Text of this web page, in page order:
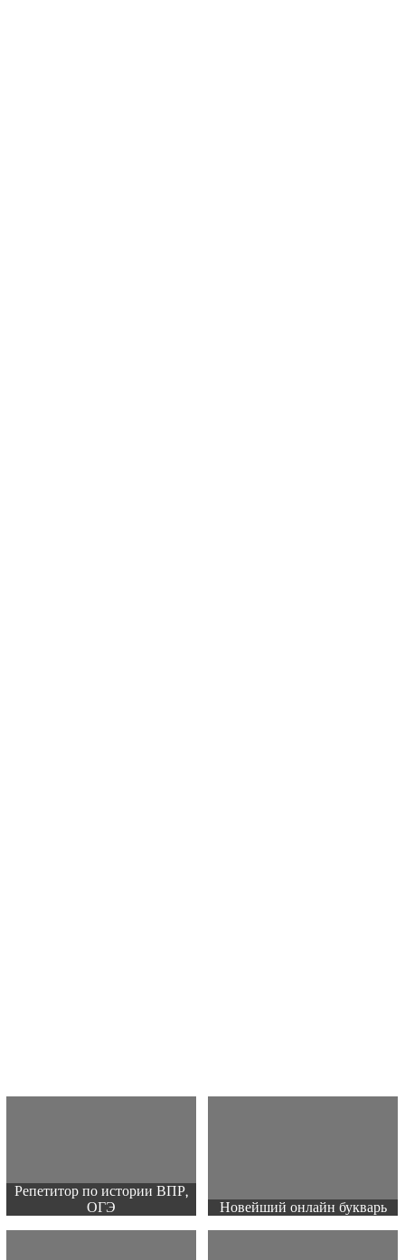
Репетитор по истории ВПР,
ОГЭ
Новейший онлайн букварь